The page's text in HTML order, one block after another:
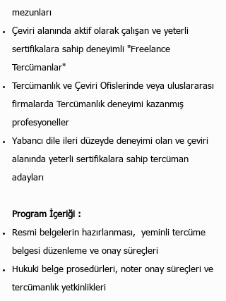
mezunları
Çeviri alanında aktif olarak çalışan ve yeterli
sertifikalara sahip deneyimli "Freelance
Tercümanlar"
Tercümanlık ve Çeviri Ofislerinde veya uluslararası
firmalarda Tercümanlık deneyimi kazanmış
profesyoneller
Yabancı dile ileri düzeyde deneyimi olan ve çeviri
alanında yeterli sertifikalara sahip tercüman
adayları
Program İçeriği :
Resmi belgelerin hazırlanması, yeminli tercüme
belgesi düzenleme ve onay süreçleri
Hukuki belge prosedürleri, noter onay süreçleri ve
tercümanlık yetkinlikleri